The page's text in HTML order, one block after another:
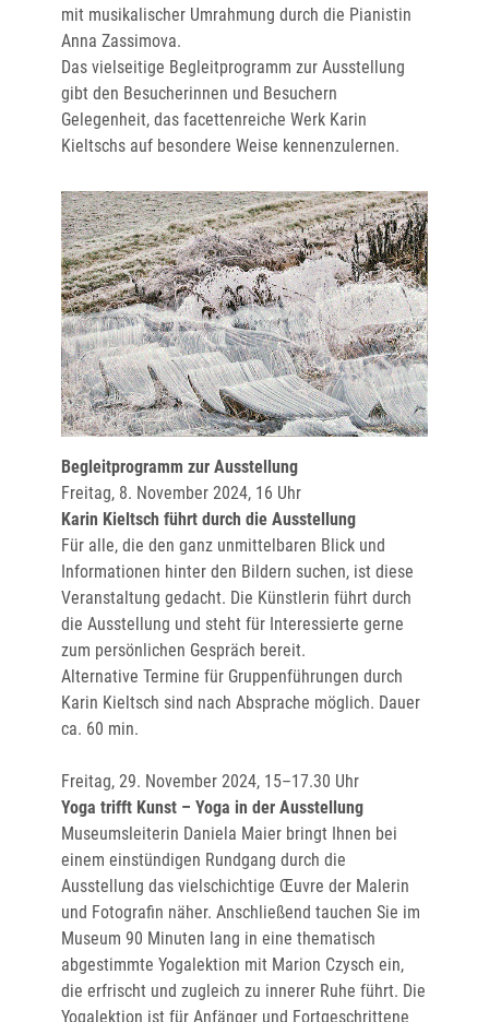
mit musikalischer Umrahmung durch die Pianistin
Anna Zassimova.
Das vielseitige Begleitprogramm zur Ausstellung
gibt den Besucherinnen und Besuchern
Gelegenheit, das facettenreiche Werk Karin
Kieltschs auf besondere Weise kennenzulernen.
Begleitprogramm zur Ausstellung
Freitag, 8. November 2024, 16 Uhr
Karin Kieltsch führt durch die Ausstellung
Für alle, die den ganz unmittelbaren Blick und
Informationen hinter den Bildern suchen, ist diese
Veranstaltung gedacht. Die Künstlerin führt durch
die Ausstellung und steht für Interessierte gerne
zum persönlichen Gespräch bereit.
Alternative Termine für Gruppenführungen durch
Karin Kieltsch sind nach Absprache möglich. Dauer
ca. 60 min.
Freitag, 29. November 2024, 15–17.30 Uhr
Yoga trifft Kunst – Yoga in der Ausstellung
Museumsleiterin Daniela Maier bringt Ihnen bei
einem einstündigen Rundgang durch die
Ausstellung das vielschichtige Œuvre der Malerin
und Fotografin näher. Anschließend tauchen Sie im
Museum 90 Minuten lang in eine thematisch
abgestimmte Yogalektion mit Marion Czysch ein,
die erfrischt und zugleich zu innerer Ruhe führt. Die
Yogalektion ist für Anfänger und Fortgeschrittene